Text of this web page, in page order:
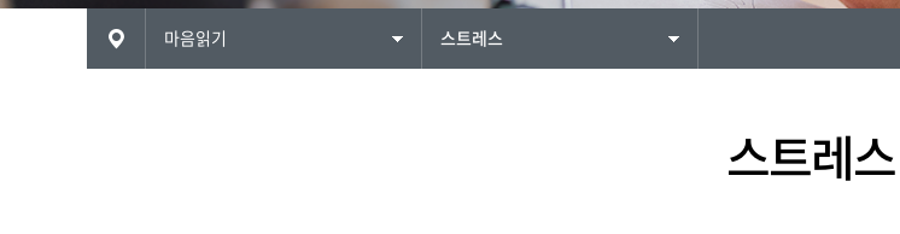
마음읽기 스트레스
스트레스